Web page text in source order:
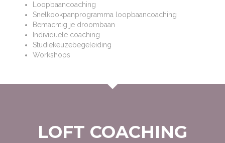
Loopbaancoaching
Snelkookpanprogramma loopbaancoaching
Bemachtig je droombaan
Individuele coaching
Studiekeuzebegeleiding
Workshops
LOFT COACHING